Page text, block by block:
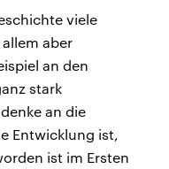
viele
aber
an den
stark
an die
Entwicklung ist,
ist im Ersten